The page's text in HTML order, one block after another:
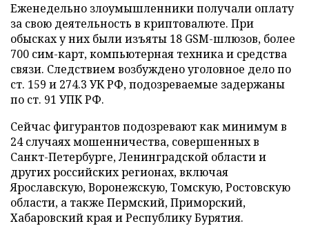
Еженедельно злоумышленники получали оплату
за свою деятельность в криптовалюте. При
обысках у них были изъяты 18 GSM-шлюзов, более
700 сим-карт, компьютерная техника и средства
связи. Следствием возбуждено уголовное дело по
ст. 159 и 274.3 УК РФ, подозреваемые задержаны
по ст. 91 УПК РФ.
Сейчас фигурантов подозревают как минимум в
24 случаях мошенничества, совершенных в
Санкт-Петербурге, Ленинградской области и
других российских регионах, включая
Ярославскую, Воронежскую, Томскую, Ростовскую
области, а также Пермский, Приморский,
Хабаровский края и Республику Бурятия.